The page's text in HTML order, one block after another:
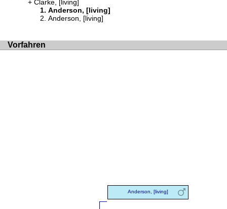
Clarke, [living]
Anderson, [living]
Anderson, [living]
Vorfahren
Anderson, [living]